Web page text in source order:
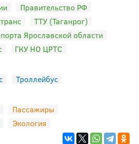
Правительство РФ
ТТУ (Таганрог)
Ярославской области
ГКУ НО ЦРТС
Троллейбус
Пассажиры
Экология